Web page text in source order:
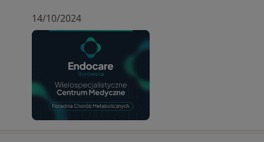
14/10/2024